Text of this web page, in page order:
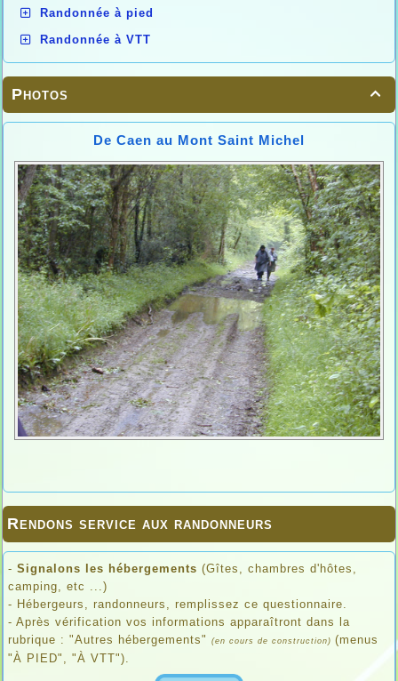
Randonnée à pied
Randonnée à VTT

Photos
De Caen au Mont Saint Michel
Rendons service aux randonneurs
- Signalons les hébergements (Gîtes, chambres d'hôtes,
camping, etc ...)
- Hébergeurs, randonneurs, remplissez ce questionnaire.
- Après vérification vos informations apparaîtront dans la
rubrique : "Autres hébergements"
(en cours de construction) (menus
"À PIED", "À VTT").